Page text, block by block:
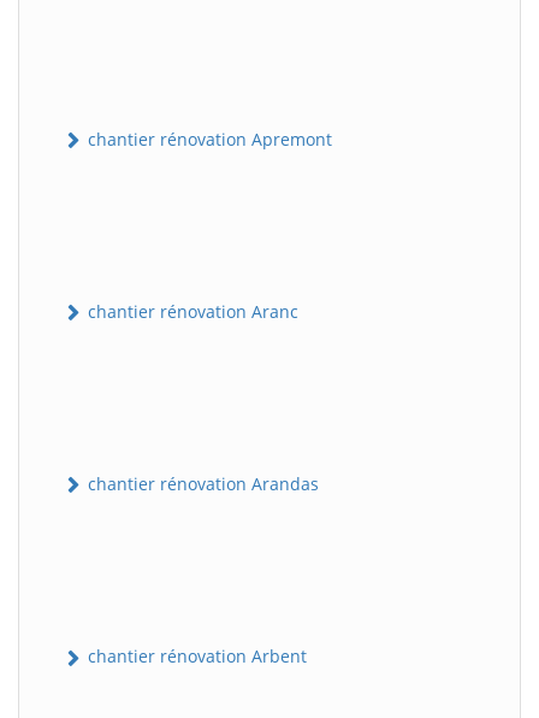
chantier rénovation Apremont
chantier rénovation Aranc
chantier rénovation Arandas
chantier rénovation Arbent